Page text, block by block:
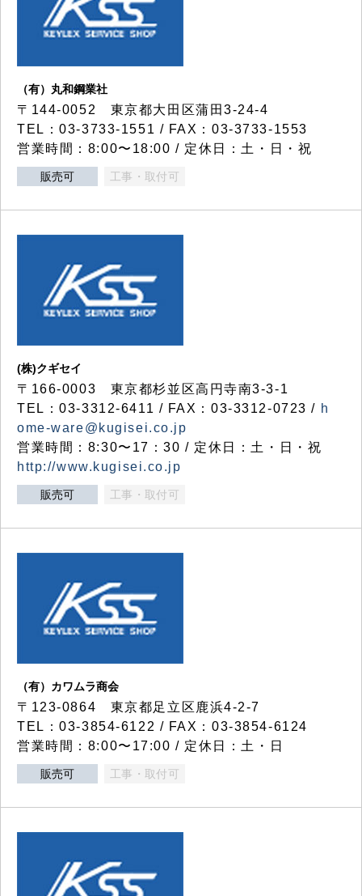
（有）丸和鋼業社
〒144-0052 東京都大田区蒲田3-24-4
TEL：03-3733-1551 / FAX：03-3733-1553
営業時間：8:00〜18:00 / 定休日：土・日・祝
販売可 工事・取付可
(株)クギセイ
〒166-0003 東京都杉並区高円寺南3-3-1
TEL：03-3312-6411 / FAX：03-3312-0723 / h
ome-ware@kugisei.co.jp
営業時間：8:30〜17：30 / 定休日：土・日・祝
http://www.kugisei.co.jp
販売可 工事・取付可
（有）カワムラ商会
〒123-0864 東京都足立区鹿浜4-2-7
TEL：03-3854-6122 / FAX：03-3854-6124
営業時間：8:00〜17:00 / 定休日：土・日
販売可 工事・取付可